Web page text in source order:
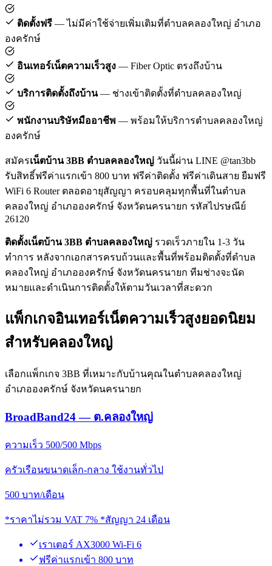
ติดตั้งฟรี — ไม่มีค่าใช้จ่ายเพิ่มเติมที่ตำบลคลองใหญ่ อำเภอ
องครักษ์
อินเทอร์เน็ตความเร็วสูง — Fiber Optic ตรงถึงบ้าน
บริการติดตั้งถึงบ้าน— ช่างเข้าติดตั้งที่ตำบลคลองใหญ่
พนักงานบริษัทมืออาชีพ — พร้อมให้บริการตำบลคลองใหญ่
องครักษ์
สมัครเน็ตบ้าน 3BB ตำบลคลองใหญ่ วันนี้ผ่าน LINE @tan3bb
รับสิทธิ์ฟรีค่าแรกเข้า 800 บาท ฟรีค่าติดตั้ง ฟรีค่าเดินสาย ยืมฟรี
WiFi 6 Router ตลอดอายุสัญญา ครอบคลุมทุกพื้นที่ในตำบล
คลองใหญ่ อำเภอองครักษ์ จังหวัดนครนายก รหัสไปรษณีย์
26120
ติดตั้งเน็ตบ้าน 3BB ตำบลคลองใหญ่ รวดเร็วภายใน 1-3 วัน
ทำการ หลังจากเอกสารครบถ้วนและพื้นที่พร้อมติดตั้งที่ตำบล
คลองใหญ่ อำเภอองครักษ์ จังหวัดนครนายก ทีมช่างจะนัด
หมายและดำเนินการติดตั้งให้ตามวันเวลาที่สะดวก
แพ็กเกจอินเทอร์เน็ตความเร็วสูงยอดนิยม
สำหรับคลองใหญ่
เลือกแพ็กเกจ 3BB ที่เหมาะกับบ้านคุณในตำบลคลองใหญ่
อำเภอองครักษ์ จังหวัดนครนายก
BroadBand24 — ต.คลองใหญ่
ความเร็ว 500/500 Mbps
ครัวเรือนขนาดเล็ก-กลาง ใช้งานทั่วไป
500 บาท/เดือน
*ราคาไม่รวม VAT 7% *สัญญา 24 เดือน
เราเตอร์ AX3000 Wi-Fi 6
ฟรีค่าแรกเข้า 800 บาท